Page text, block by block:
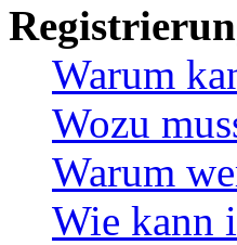
Warum
Wozu
Warum
Wie kann